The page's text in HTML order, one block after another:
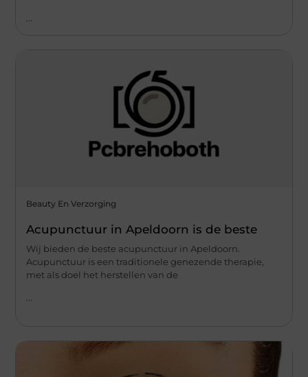
Beauty En Verzorging
Acupunctuur in Apeldoorn is de beste
Wij bieden de beste acupunctuur in Apeldoorn.
Acupunctuur is een traditionele genezende therapie,
met als doel het herstellen van de